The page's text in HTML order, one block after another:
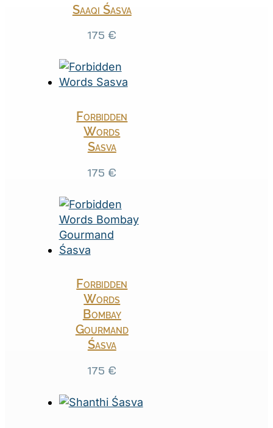
Saaqi Śasva
175 €
Forbidden
Words
Sasva
175 €
Forbidden
Words
Bombay
Gourmand
Śasva
175 €